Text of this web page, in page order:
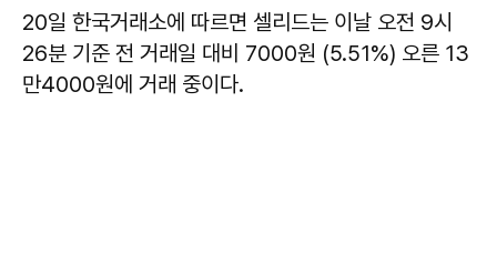
20일 한국거래소에 따르면 셀리드는 이날 오전 9시
26분 기준 전 거래일 대비 7000원 (5.51%) 오른 13
만4000원에 거래 중이다.